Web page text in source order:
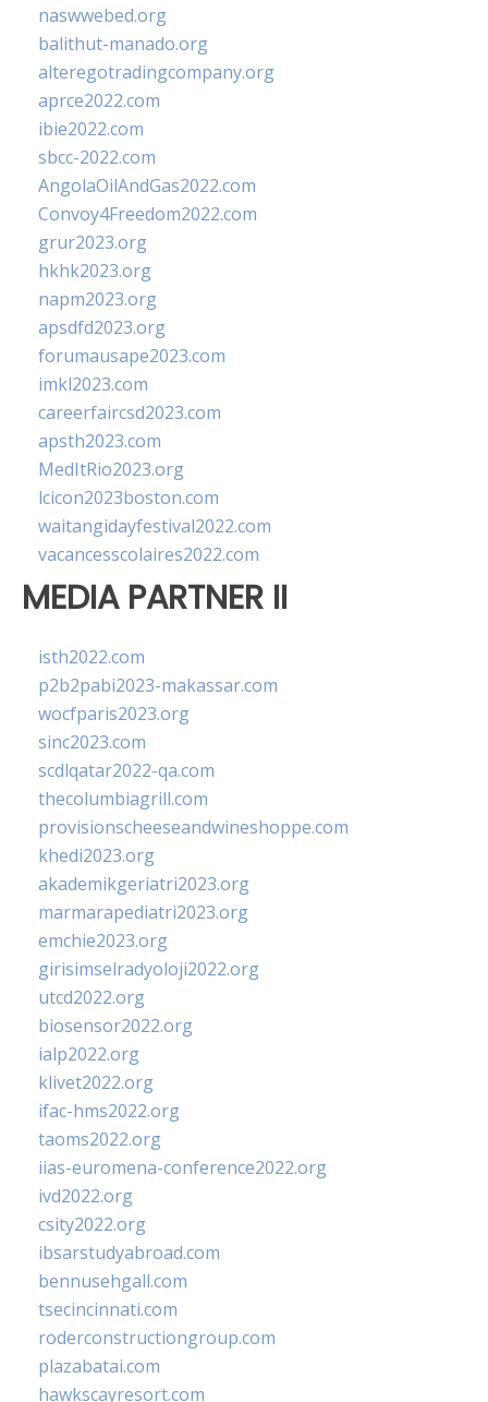
naswwebed.org
balithut-manado.org
alteregotradingcompany.org
aprce2022.com
ibie2022.com
sbcc-2022.com
AngolaOilAndGas2022.com
Convoy4Freedom2022.com
grur2023.org
hkhk2023.org
napm2023.org
apsdfd2023.org
forumausape2023.com
imkl2023.com
careerfaircsd2023.com
apsth2023.com
MedItRio2023.org
lcicon2023boston.com
waitangidayfestival2022.com
vacancesscolaires2022.com
MEDIA PARTNER II
isth2022.com
p2b2pabi2023-makassar.com
wocfparis2023.org
sinc2023.com
scdlqatar2022-qa.com
thecolumbiagrill.com
provisionscheeseandwineshoppe.com
khedi2023.org
akademikgeriatri2023.org
marmarapediatri2023.org
emchie2023.org
girisimselradyoloji2022.org
utcd2022.org
biosensor2022.org
ialp2022.org
klivet2022.org
ifac-hms2022.org
taoms2022.org
iias-euromena-conference2022.org
ivd2022.org
csity2022.org
ibsarstudyabroad.com
bennusehgall.com
tsecincinnati.com
roderconstructiongroup.com
plazabatai.com
hawkscayresort.com